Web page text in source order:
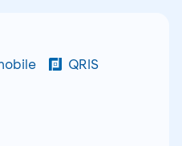
QRIS